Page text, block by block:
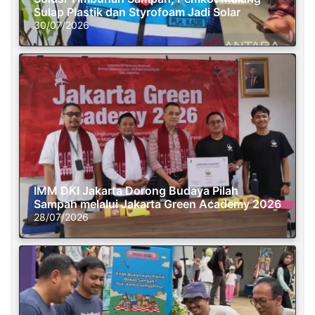
Sulap Plastik dan Styrofoam Jadi Solar
30/07/2026
IMM DKI Jakarta Dorong Budaya Pilah
Sampah melalui Jakarta Green Academy 2026
28/07/2026